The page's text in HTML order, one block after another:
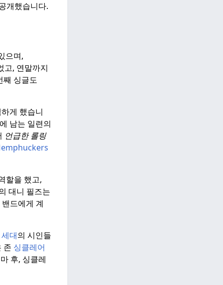
개했습니다.
으며,
고, 연말까지
싱글도
게 했습니
남는 일련의
언급한 롤링
할을 했고,
대니 필즈는
드에게 계
대의 시인들
존 싱클레어
후, 싱클레